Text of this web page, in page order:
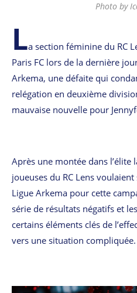
Photo by
La section féminine du RC
Paris FC lors de la dernière
Arkema, une défaite qui
relégation en deuxième
mauvaise nouvelle pour
Après une montée dans l’élite
joueuses du RC Lens
Ligue Arkema pour cette
série de résultats négatifs et
certains éléments clés de
vers une situation compliquée.